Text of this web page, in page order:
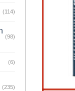
(114)
(98)
(6)
(235)